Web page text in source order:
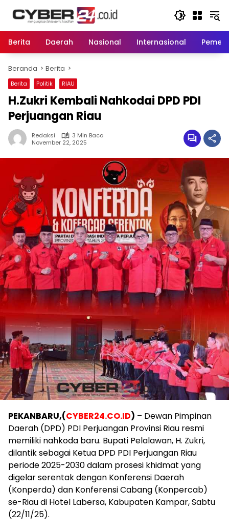
Berita
Daerah Nasional Internasional
Beranda Berita
Berita Politik RIAU
H.Zukri Kembali Nahkodai DPD PDI
Perjuangan Riau
Redaksi
3 Min Baca
November 22, 2025
PEKANBARU,(CYBER24.CO.ID) – Dewan Pimpinan
Daerah (DPD) PDI Perjuangan Provinsi Riau resmi
memiliki nahkoda baru. Bupati Pelalawan, H. Zukri,
dilantik sebagai Ketua DPD PDI Perjuangan Riau
periode 2025-2030 dalam prosesi khidmat yang
digelar serentak dengan Konferensi Daerah
(Konperda) dan Konferensi Cabang (Konpercab)
se-Riau di Hotel Labersa, Kabupaten Kampar, Sabtu
(22/11/25).